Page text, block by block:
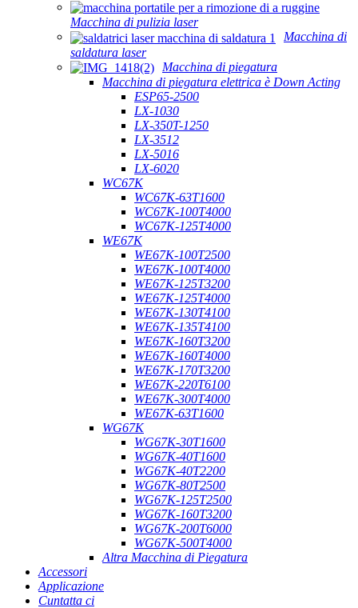
Macchina di pulizia laser
Macchina di
saldatura laser
Macchina di piegatura
Macchina di piegatura elettrica è Down Acting
ESP65-2500
LX-1030
LX-350T-1250
LX-3512
LX-5016
LX-6020
WC67K
WC67K-63T1600
WC67K-100T4000
WC67K-125T4000
WE67K
WE67K-100T2500
WE67K-100T4000
WE67K-125T3200
WE67K-125T4000
WE67K-130T4100
WE67K-135T4100
WE67K-160T3200
WE67K-160T4000
WE67K-170T3200
WE67K-220T6100
WE67K-300T4000
WE67K-63T1600
WG67K
WG67K-30T1600
WG67K-40T1600
WG67K-40T2200
WG67K-80T2500
WG67K-125T2500
WG67K-160T3200
WG67K-200T6000
WG67K-500T4000
Altra Macchina di Piegatura
Accessori
Applicazione
Cuntatta ci